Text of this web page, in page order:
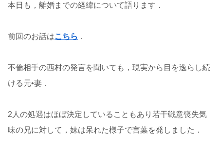
本日も，離婚までの経緯について語ります．
前回のお話はこちら ．
不倫相手の西村の発言を聞いても，現実から目を逸らし続
ける元•妻．
2人の処遇はほぼ決定していることもあり若干戦意喪失気
味の兄に対して，妹は呆れた様子で言葉を発しました．